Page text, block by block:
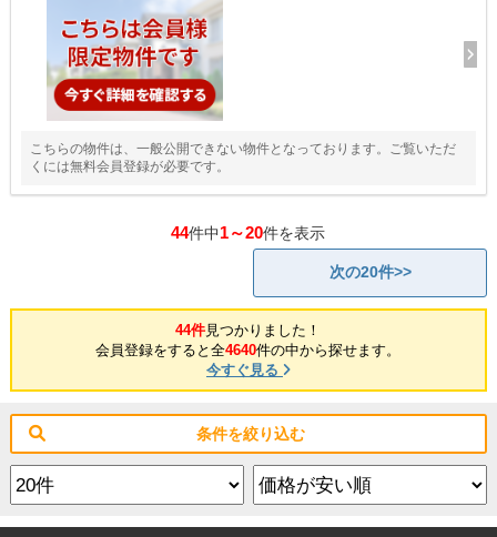
こちらの物件は、一般公開できない物件となっております。ご覧いただ
くには無料会員登録が必要です。
44件中1～20件を表示
次の20件>>
44件見つかりました！
会員登録をすると全4640件の中から探せます。
今すぐ見る
条件を絞り込む